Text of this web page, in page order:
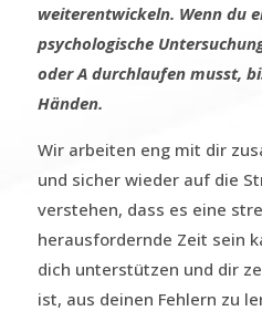
weiterentwickeln. Wenn du
psychologische
oder A durchlaufen musst,
Händen.
Wir arbeiten eng mit dir
und sicher wieder auf die
verstehen, dass es eine
herausfordernde Zeit sein
dich unterstützen und dir
ist, aus deinen Fehlern zu